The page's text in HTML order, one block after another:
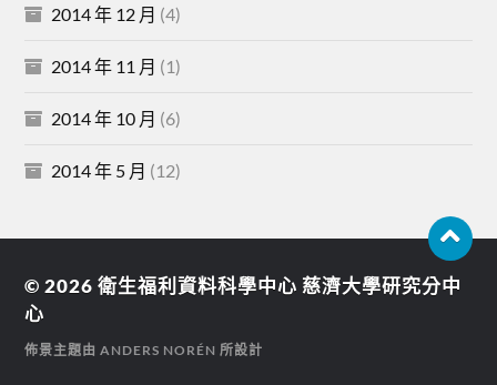
2014 年 12 月 (4)
2014 年 11 月 (1)
2014 年 10 月 (6)
2014 年 5 月 (12)
© 2026衛生福利資料科學中心 慈濟大學研究分中
心
佈景主題由ANDERS NORÉN 所設計